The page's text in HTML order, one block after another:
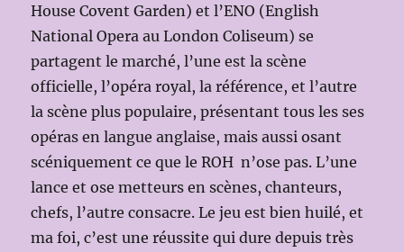
House Covent Garden) et l’ENO (English
National Opera au London Coliseum) se
partagent le marché, l’une est la scène
officielle, l’opéra royal, la référence, et l’autre
la scène plus populaire, présentant tous les ses
opéras en langue anglaise, mais aussi osant
scéniquement ce que le ROH n’ose pas. L’une
lance et ose metteurs en scènes, chanteurs,
chefs, l’autre consacre. Le jeu est bien huilé, et
ma foi, c’est une réussite qui dure depuis très